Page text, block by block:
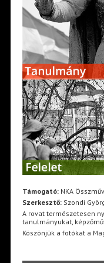
Támogató:NKA
Szerkesztő:Szondi
A rovat természetesen
tanulmányukat,
Köszönjük a fotókat a